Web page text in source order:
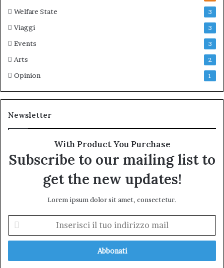
Welfare State 3
Viaggi 3
Events 3
Arts 2
Opinion 1
Newsletter
With Product You Purchase
Subscribe to our mailing list to
get the new updates!
Lorem ipsum dolor sit amet, consectetur.
tuo
mail